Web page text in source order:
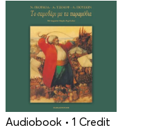
Audiobook • 1 Credit